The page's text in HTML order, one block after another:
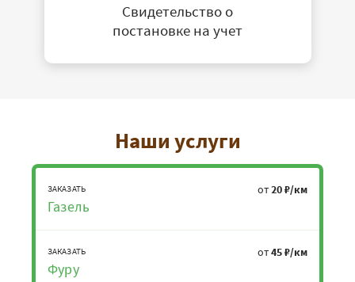
Свидетельство о
постановке на учет
Наши услуги
ЗАКАЗАТЬ
Газель
от20 ₽/км
ЗАКАЗАТЬ
Фуру
от45 ₽/км